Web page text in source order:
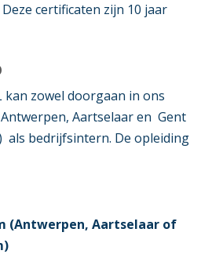
certificaten zijn 10 jaar
kan zowel doorgaan in ons
Aartselaar en Gent
als bedrijfsintern. De opleiding
(Antwerpen, Aartselaar of